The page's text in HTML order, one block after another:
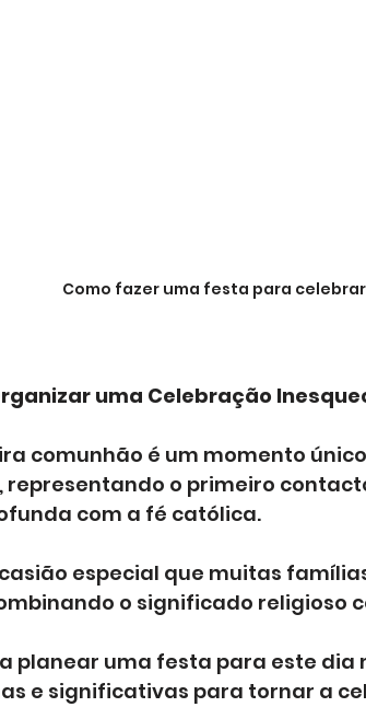
Como fazer uma festa para
uma Celebração
comunhão é um momento
representando o primeiro
com a fé católica.
especial que muitas
o significado religioso
planear uma festa para este
e significativas para tornar a